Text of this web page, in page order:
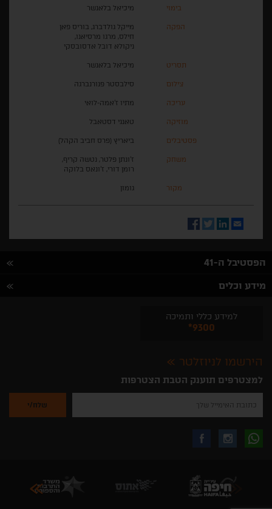
בימוי מיכיאל בלאנשר
הפקה
מייקל גולדברג, בוריס פאן
חילס, מרגו מרסיאנו,
ניקולא דובל אדסובסקי
תסריט מיכיאל בלאנשר
צילום סילבסטר פנורנברגה
עריכה מתיו ז'אמה-לואי
מוזיקה טאנגי דסטאבל
פסטיבלים ביאריץ (פרס חביב הקהל)
משחק
ז'ונתן פלטר, נטשה קריף,
רומן דורי, ז'ונאס בלוקה
מקור גומון
Email
LinkedIn
Twitter
Facebook
הפסטיבל ה-41
מידע וכלים
למידע כללי ותמיכה
*9300
הירשמו לניוזלטר
למצטרפים תוענק הטבת הצטרפות
להזין
שלך
לקבלת
באינסטגרם
עקבו
בפייסבוק